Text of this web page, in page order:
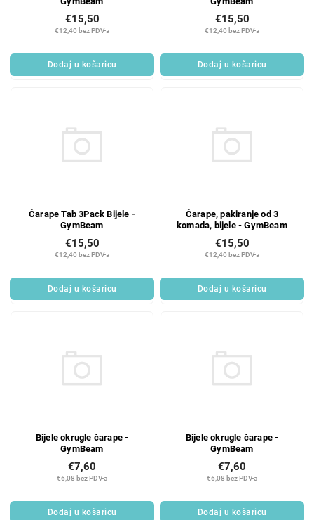
€12,40 bez PDV-a
€15,50
Dodaj u košaricu
€12,40 bez PDV-a
€15,50
Dodaj u košaricu
Čarape Tab 3Pack Bijele -
GymBeam
€12,40 bez PDV-a
€15,50
Dodaj u košaricu
Čarape, pakiranje od 3
komada, bijele - GymBeam
€12,40 bez PDV-a
€15,50
Dodaj u košaricu
Bijele okrugle čarape -
GymBeam
€6,08 bez PDV-a
€7,60
Dodaj u košaricu
Bijele okrugle čarape -
GymBeam
€6,08 bez PDV-a
€7,60
Dodaj u košaricu